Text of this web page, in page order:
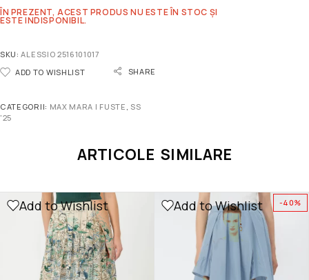
ÎN PREZENT, ACEST PRODUS NU ESTE ÎN STOC ȘI
ESTE INDISPONIBIL.
SKU:ALESSIO 2516101017
ADD TO WISHLIST
SHARE
CATEGORII: MAX MARA | FUSTE SS
'25
ARTICOLE SIMILARE
Add to Wishlist -40%
Add to Wishlist